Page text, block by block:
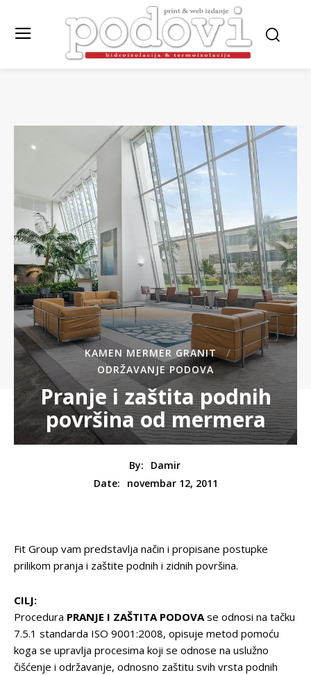
KAMEN MERMER GRANIT
ODRŽAVANJE PODOVA
Pranje i zaštita podnih
površina od mermera
By:
Damir
Date:
novembar 12, 2011
Fit Group vam predstavlja način i propisane postupke
prilikom pranja i zaštite podnih i zidnih površina.
CILJ:
Procedura PRANJE I ZAŠTITA PODOVAse odnosi na tačku
7.5.1 standarda ISO 9001:2008, opisuje metod pomoću
koga se upravlja procesima koji se odnose na uslužno
čišćenje i održavanje, odnosno zaštitu svih vrsta podnih